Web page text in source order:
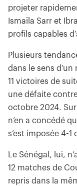
projeter
Ismaïla Sarr et
profils capables
Plusieurs
dans le sens
11 victoires de
une défaite
octobre 2024.
n’en a concédé
s’est imposée 4-1
Le Sénégal, lui,
12 matches de
repris dans la